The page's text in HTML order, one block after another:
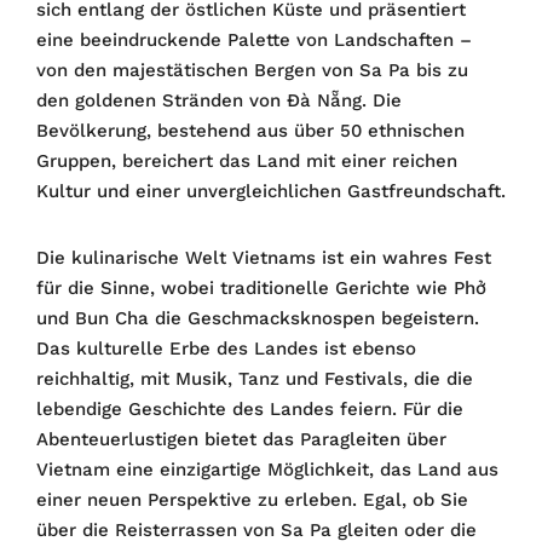
sich entlang der östlichen Küste und präsentiert
eine beeindruckende Palette von Landschaften –
von den majestätischen Bergen von Sa Pa bis zu
den goldenen Stränden von Đà Nẵng. Die
Bevölkerung, bestehend aus über 50 ethnischen
Gruppen, bereichert das Land mit einer reichen
Kultur und einer unvergleichlichen Gastfreundschaft.
Die kulinarische Welt Vietnams ist ein wahres Fest
für die Sinne, wobei traditionelle Gerichte wie Phở
und Bun Cha die Geschmacksknospen begeistern.
Das kulturelle Erbe des Landes ist ebenso
reichhaltig, mit Musik, Tanz und Festivals, die die
lebendige Geschichte des Landes feiern. Für die
Abenteuerlustigen bietet das Paragleiten über
Vietnam eine einzigartige Möglichkeit, das Land aus
einer neuen Perspektive zu erleben. Egal, ob Sie
über die Reisterrassen von Sa Pa gleiten oder die